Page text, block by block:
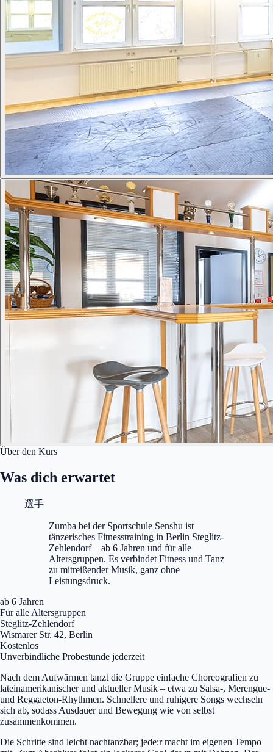
Über den Kurs
Was dich erwartet
選手
Zumba bei der Sportschule Senshu ist
tänzerisches Fitnesstraining in Berlin Steglitz-
Zehlendorf – ab 6 Jahren und für alle
Altersgruppen. Es verbindet Fitness und Tanz
zu mitreißender Musik, ganz ohne
Leistungsdruck.
ab 6 Jahren
Für alle Altersgruppen
Steglitz-Zehlendorf
Wismarer Str. 42, Berlin
Kostenlos
Unverbindliche Probestunde jederzeit
Nach dem Aufwärmen tanzt die Gruppe einfache Choreografien zu
lateinamerikanischer und aktueller Musik – etwa zu Salsa-, Merengue-
und Reggaeton-Rhythmen. Schnellere und ruhigere Songs wechseln
sich ab, sodass Ausdauer und Bewegung wie von selbst
zusammenkommen.
Die Schritte sind leicht nachtanzbar; jede:r macht im eigenen Tempo